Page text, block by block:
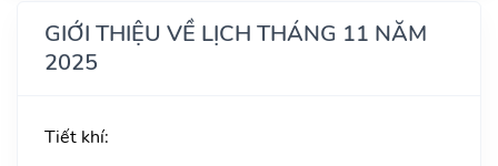
GIỚI THIỆU VỀ LỊCH THÁNG 11 NĂM
2025
Tiết khí: